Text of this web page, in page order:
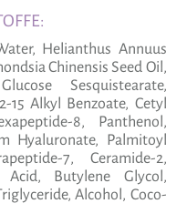
Helianthus Annuus
Chinensis Seed Oil,
Sesquistearate,
15 Alkyl Benzoate, Cetyl
8, Panthenol,
Hyaluronate, Palmitoyl
7, Ceramide-2,
Acid, Butylene Glycol,
Alcohol, Coco-